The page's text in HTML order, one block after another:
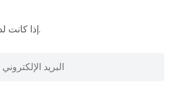
إذا كانت لديك أي أسئلة بخصوص طلبك، فلا تتردد في الاتصال بنا.
البريد الإلكتروني